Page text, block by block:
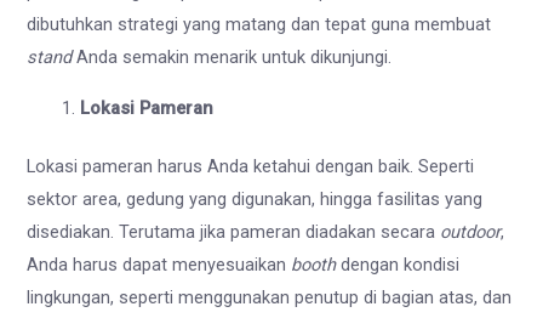
dibutuhkan strategi yang matang dan tepat guna membuat
standAnda semakin menarik untuk dikunjungi.
Lokasi Pameran
Lokasi pameran harus Anda ketahui dengan baik. Seperti
sektor area, gedung yang digunakan, hingga fasilitas yang
disediakan. Terutama jika pameran diadakan secara outdoor,
Anda harus dapat menyesuaikan boothdengan kondisi
lingkungan, seperti menggunakan penutup di bagian atas, dan